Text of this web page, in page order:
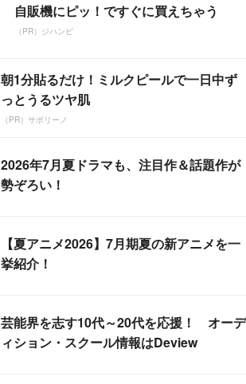
自販機にピッ！ですぐに買えちゃう
（PR）ジハンピ
朝1分貼るだけ！ミルクピールで一日中ず
っとうるツヤ肌
（PR）サボリーノ
2026年7月夏ドラマも、注目作＆話題作が
勢ぞろい！
【夏アニメ2026】7月期夏の新アニメを一
挙紹介！
芸能界を志す10代～20代を応援！ オーデ
ィション・スクール情報はDeview